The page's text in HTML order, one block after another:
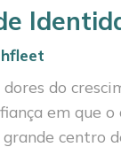
do
em que o
centro